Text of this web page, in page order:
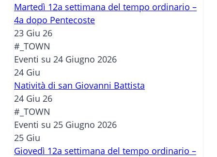
Martedì 12a settimana del tempo ordinario –
4a dopo Pentecoste
23 Giu 26
#_TOWN
Eventi su 24 Giugno 2026
24 Giu
Natività di san Giovanni Battista
24 Giu 26
#_TOWN
Eventi su 25 Giugno 2026
25 Giu
Giovedì 12a settimana del tempo ordinario –